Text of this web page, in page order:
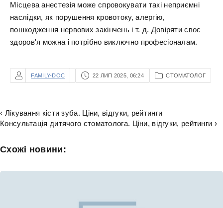
Місцева анестезія може спровокувати такі неприємні
наслідки, як порушення кровотоку, алергію,
пошкодження нервових закінчень і т. д. Довіряти своє
здоров'я можна і потрібно виключно професіоналам.
FAMILY-DOC 22 ЛИП 2025, 06:24 СТОМАТОЛОГ
‹ Лікування кісти зуба. Ціни, відгуки, рейтинги
Консультація дитячого стоматолога. Ціни, відгуки, рейтинги ›
Схожі новини: